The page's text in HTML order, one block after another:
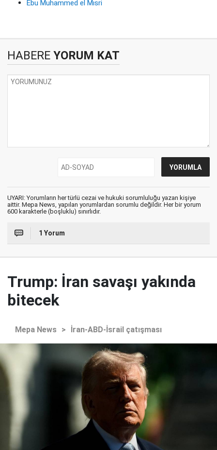
Ebu Muhammed el Mısri
HABERE YORUM KAT
UYARI: Yorumların her türlü cezai ve hukuki sorumluluğu yazan kişiye
aittir. Mepa News, yapılan yorumlardan sorumlu değildir. Her bir yorum
600 karakterle (boşluklu) sınırlıdır.
1 Yorum
Trump: İran savaşı yakında
bitecek
Mepa News > İran-ABD-İsrail çatışması